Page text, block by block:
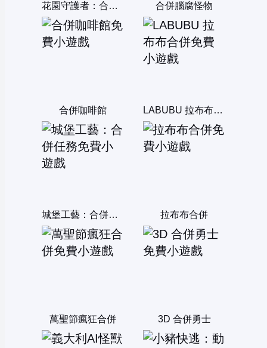
花園守護者：合併塔防 合併腦腐怪物
合併咖啡館 LABUBU 拉布布合併
城堡工藝：合併任務 拉布布合併
萬聖節瘋狂合併 3D 合併勇士